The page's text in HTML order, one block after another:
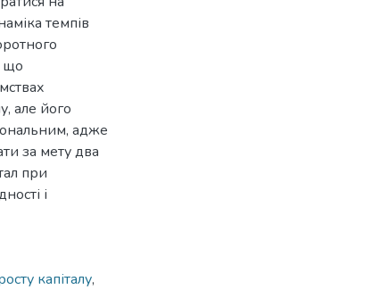
темпів
що
але його
адже
за мету два
при
і
капіталу,